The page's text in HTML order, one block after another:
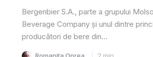
Bergenbier S.A., parte a grupului
Beverage Company și unul dintre
producători de bere din...